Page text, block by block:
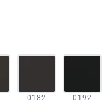
0182 0192